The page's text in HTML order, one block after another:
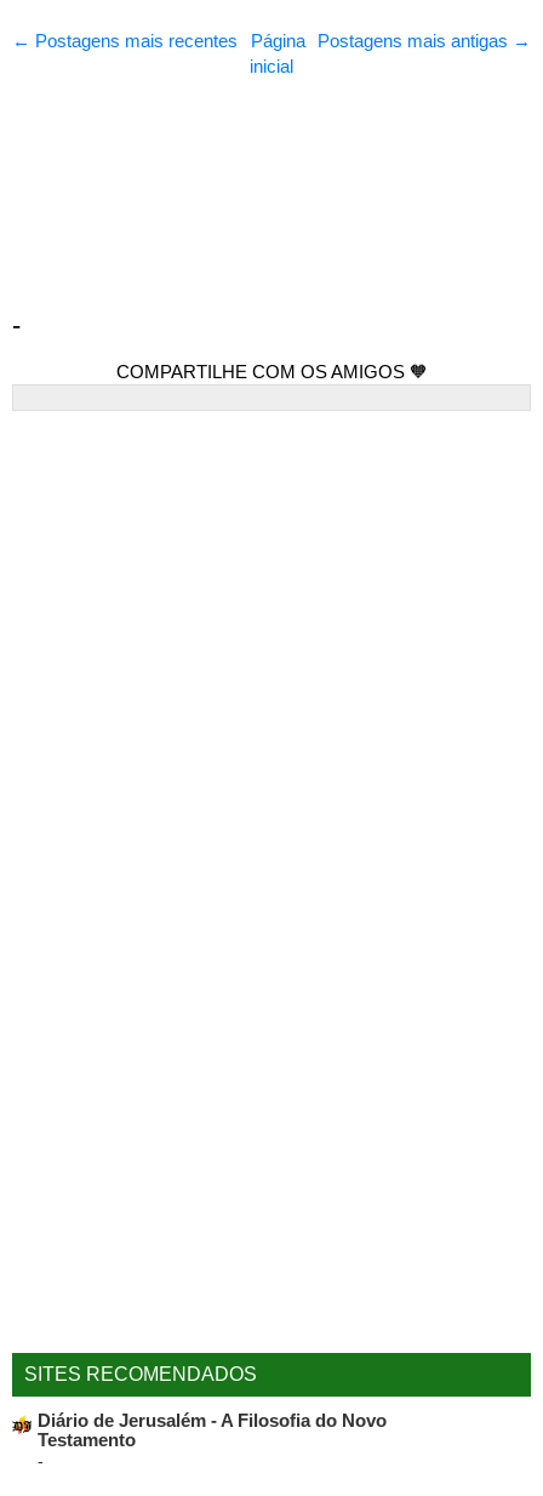
← Postagens mais recentes Postagens mais antigas →
Página
inicial
-
COMPARTILHE COM OS AMIGOS 🧡
SITES RECOMENDADOS
Diário de Jerusalém - A Filosofia do Novo
Testamento
-